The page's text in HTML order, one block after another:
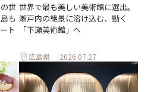
世
も
ト
世界で最も美しい美術館に選出。
瀬戸内の絶景に溶け込む、動く
「下瀬美術館」へ
広島県 2026.07.27